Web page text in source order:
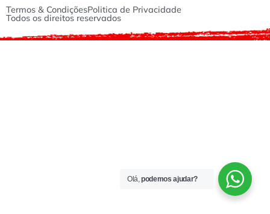
Termos & CondiçõesPolitica de Privacidade
Todos os direitos reservados
Olá,podemos ajudar?